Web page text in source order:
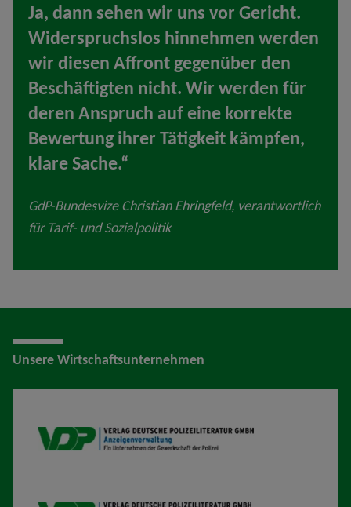
Ja, dann sehen wir uns vor Gericht.
Widerspruchslos hinnehmen werden
wir diesen Affront gegenüber den
Beschäftigten nicht. Wir werden für
deren Anspruch auf eine korrekte
Bewertung ihrer Tätigkeit kämpfen,
klare Sache.“
GdP-Bundesvize Christian Ehringfeld, verantwortlich
für Tarif- und Sozialpolitik
Unsere Wirtschaftsunternehmen
VDP AV